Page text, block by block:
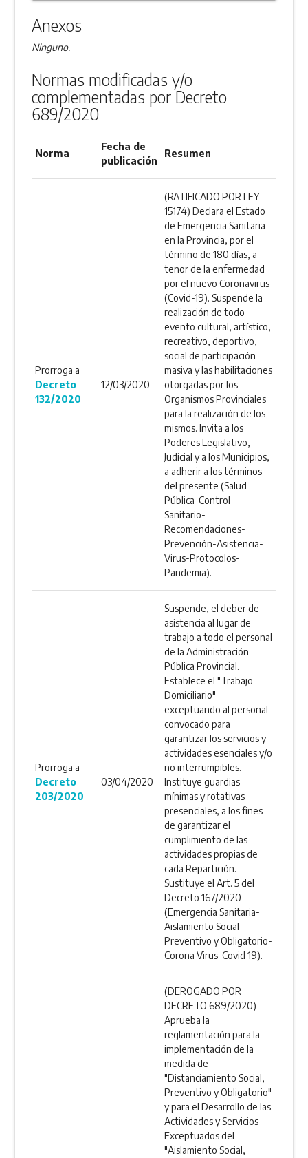
Anexos
Ninguno.
Normas modificadas y/o
complementadas por Decreto
689/2020
Norma
Fecha de
publicación
Resumen
Prorroga a
Decreto
132/2020
12/03/2020
(RATIFICADO POR LEY
15174) Declara el Estado
de Emergencia Sanitaria
en la Provincia, por el
término de 180 días, a
tenor de la enfermedad
por el nuevo Coronavirus
(Covid-19). Suspende la
realización de todo
evento cultural, artístico,
recreativo, deportivo,
social de participación
masiva y las habilitaciones
otorgadas por los
Organismos Provinciales
para la realización de los
mismos. Invita a los
Poderes Legislativo,
Judicial y a los Municipios,
a adherir a los términos
del presente (Salud
Pública-Control
Sanitario-
Recomendaciones-
Prevención-Asistencia-
Virus-Protocolos-
Pandemia).
Prorroga a
Decreto
203/2020
03/04/2020
Suspende, el deber de
asistencia al lugar de
trabajo a todo el personal
de la Administración
Pública Provincial.
Establece el "Trabajo
Domiciliario"
exceptuando al personal
convocado para
garantizar los servicios y
actividades esenciales y/o
no interrumpibles.
Instituye guardias
mínimas y rotativas
presenciales, a los fines
de garantizar el
cumplimiento de las
actividades propias de
cada Repartición.
Sustituye el Art. 5 del
Decreto 167/2020
(Emergencia Sanitaria-
Aislamiento Social
Preventivo y Obligatorio-
Corona Virus-Covid 19).
(DEROGADO POR
DECRETO 689/2020)
Aprueba la
reglamentación para la
implementación de la
medida de
"Distanciamiento Social,
Preventivo y Obligatorio"
y para el Desarrollo de las
Actividades y Servicios
Exceptuados del
"Aislamiento Social,